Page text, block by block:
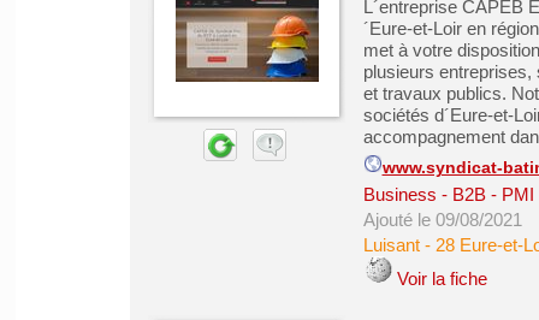
L´entreprise CAPEB
´Eure-et-Loir en
met à votre
plusieurs entreprises,
et travaux publics.
sociétés d´Eure-et-
accompagnement
www.syndicat-
Business - B2B - PMI
Ajouté le 09/08/2021
Luisant- 28 Eure-et-
Voir la fiche